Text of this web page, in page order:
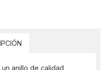
anillo de calidad